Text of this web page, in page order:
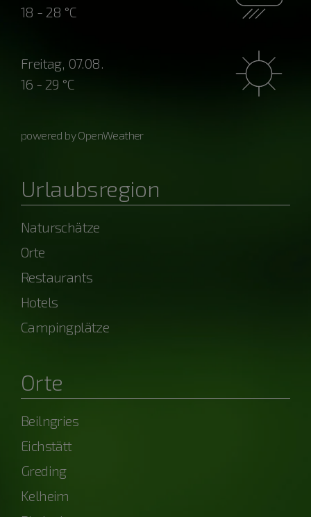
18 - 28 °C
Freitag, 07.08.
16 - 29 °C
powered by OpenWeather
Urlaubsregion
Naturschätze
Orte
Restaurants
Hotels
Campingplätze
Orte
Beilngries
Eichstätt
Greding
Kelheim